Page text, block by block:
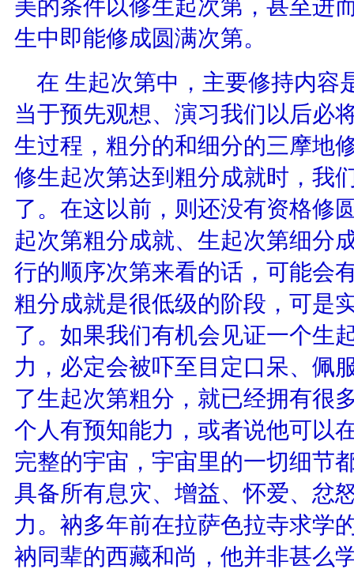
美的条件以修生起次第，甚至进
生中即能修成圆满次第。
在 生起次第中，主要修持内容
当于预先观想、演习我们以后必
生过程，粗分的和细分的三摩地
修生起次第达到粗分成就时，我
了。在这以前，则还没有资格修
起次第粗分成就、生起次第细分
行的顺序次第来看的话，可能会
粗分成就是很低级的阶段，可是
了。如果我们有机会见证一个生
力，必定会被吓至目定口呆、佩
了生起次第粗分，就已经拥有很
个人有预知能力，或者说他可以
完整的宇宙，宇宙里的一切细节
具备所有息灾、增益、怀爱、忿
力。衲多年前在拉萨色拉寺求学
衲同辈的西藏和尚，他并非甚么